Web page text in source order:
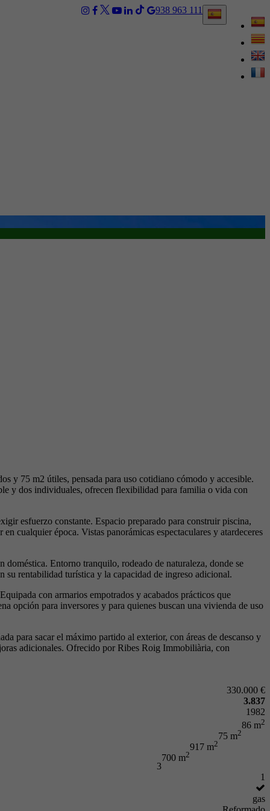
938 963 111
y 75 m2 útiles, pensada para uso cotidiano cómodo y accesible.
y dos individuales, ofrecen flexibilidad para familia o vida con
esfuerzo constante. Espacio preparado para construir piscina,
cualquier época. Vistas panorámicas espectaculares y atardeceres
Entorno tranquilo, rodeado de naturaleza, donde se
su rentabilidad turística y la capacidad de ingreso adicional.
con armarios empotrados y acabados prácticos que
opción para inversores y para quienes buscan una vivienda de uso
para sacar el máximo partido al exterior, con áreas de descanso y
adicionales. Ofrecido por Ribes Roig Immobiliària, con
330.000 €
3.837
1982
86 m2
75 m2
917 m2
700 m2
3
1
gas